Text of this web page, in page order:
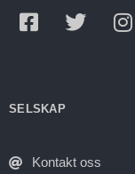
SELSKAP
Kontakt oss